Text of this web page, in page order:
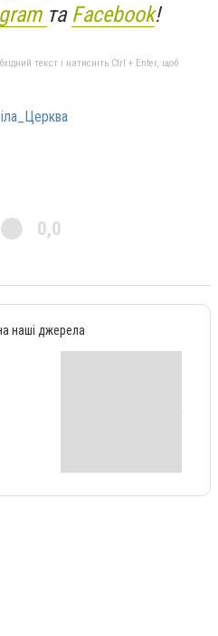
та Facebook!
текст і натисніть Ctrl + Enter, щоб
0,0
наші джерела